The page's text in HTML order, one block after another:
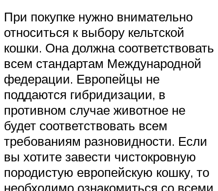
При покупке нужно внимательно
относиться к выбору кельтской
кошки. Она должна соответствовать
всем стандартам Международной
федерации. Европейцы не
поддаются гибридизации, в
противном случае животное не
будет соответствовать всем
требованиям разновидности. Если
вы хотите завести чистокровную
породистую европейскую кошку, то
необходимо ознакомиться со всеми